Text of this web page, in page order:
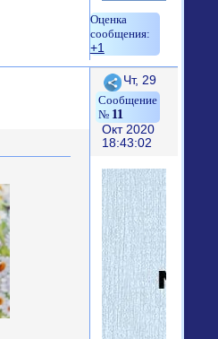
+1
Поделиться
11
Чт, 29
Окт 2020
18:43:02